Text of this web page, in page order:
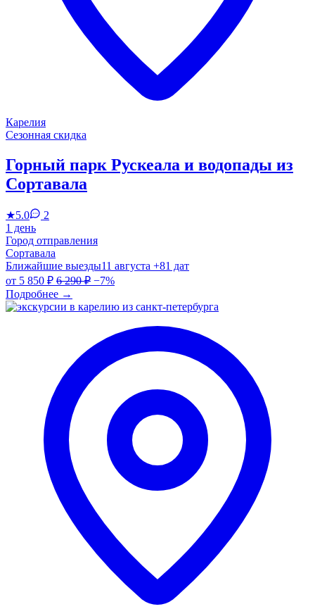
Карелия
Сезонная скидка
Горный парк Рускеала и водопады из
Сортавала
★5.0
2
1 день
Город отправления
Сортавала
Ближайшие выезды11 августа +81 дат
от 5 850 ₽ 6 290 ₽ −7%
Подробнее →